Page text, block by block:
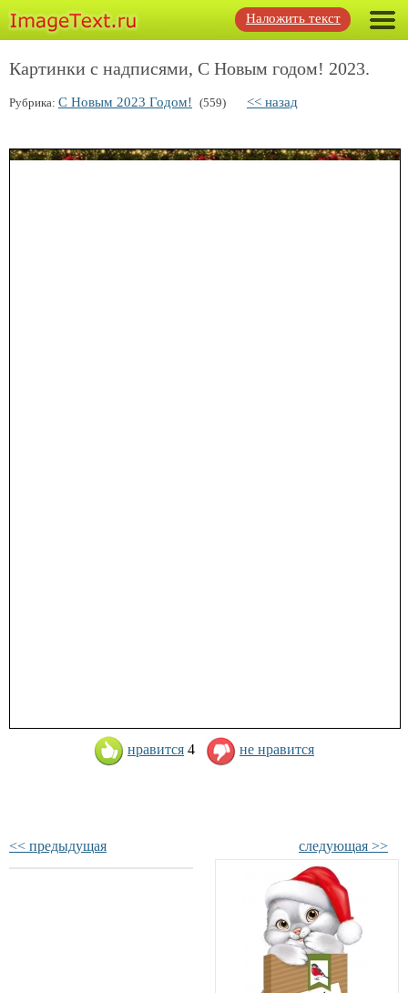
Наложить текст
Картинки с надписями, С Новым годом! 2023.
Рубрика: С Новым 2023 Годом! (559) << назад
нравится 4 не нравится
<< предыдущая следующая >>